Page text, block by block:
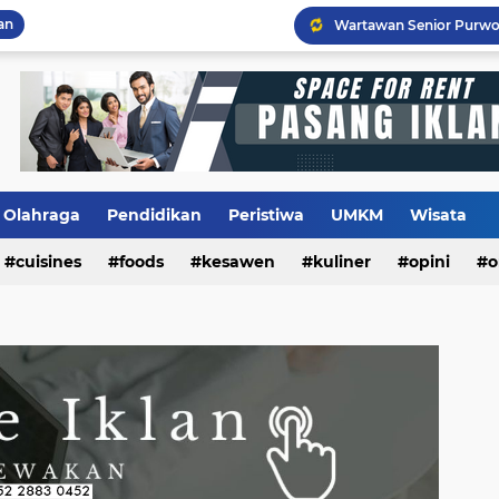
Flashback Program
Olahraga Pendidikan Peristiwa UMKM Wisata
cuisines foods kesawen kuliner opini